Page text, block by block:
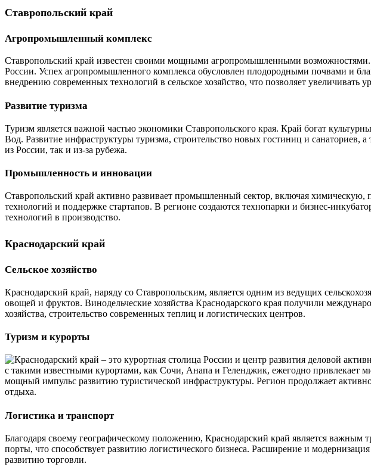
Ставропольский край
Агропромышленный комплекс
Ставропольский край известен своими мощными агропромышленными
России. Успех агропромышленного комплекса обусловлен плодородными почвами и
внедрению современных технологий в сельское хозяйство, что позволяет увеличивать
Развитие туризма
Туризм является важной частью экономики Ставропольского края. Край богат
Вод. Развитие инфраструктуры туризма, строительство новых гостиниц и
из России, так и из-за рубежа.
Промышленность и инновации
Ставропольский край активно развивает промышленный сектор, включая
технологий и поддержке стартапов. В регионе создаются технопарки и бизнес-
технологий в производство.
Краснодарский край
Сельское хозяйство
Краснодарский край, наряду со Ставропольским, является одним из ведущих
овощей и фруктов. Винодельческие хозяйства Краснодарского края получили
хозяйства, строительство современных теплиц и логистических центров.
Туризм и курорты
с такими известными курортами, как Сочи, Анапа и Геленджик, ежегодно
мощный импульс развитию туристической инфраструктуры. Регион продолжает
отдыха.
Логистика и транспорт
Благодаря своему географическому положению, Краснодарский край является
порты, что способствует развитию логистического бизнеса. Расширение и
развитию торговли.